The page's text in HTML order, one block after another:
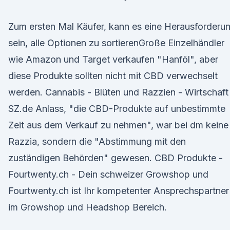
Zum ersten Mal Käufer, kann es eine
sein, alle Optionen zu sortierenGroße Einzelhändler
wie Amazon und Target verkaufen "Hanföl", aber
diese Produkte sollten nicht mit CBD verwechselt
werden. Cannabis - Blüten und Razzien -
SZ.de Anlass, "die CBD-Produkte auf unbestimmte
Zeit aus dem Verkauf zu nehmen", war bei dm keine
Razzia, sondern die "Abstimmung mit den
zuständigen Behörden" gewesen. CBD Produkte -
Fourtwenty.ch - Dein schweizer Growshop und
Fourtwenty.ch ist Ihr kompetenter Ansprechspartner
im Growshop und Headshop Bereich.